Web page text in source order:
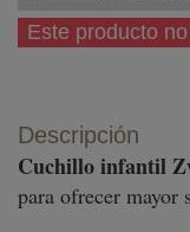
Este producto
Descripción
Cuchillo infantil
para ofrecer mayor